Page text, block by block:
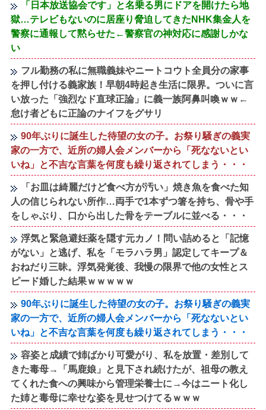
「日本放送協会です」と名乗る男にドアを開けたら地
獄…テレビもないのに居座り脅迫してきたNHK集金人を
警察に通報して黙らせた←警察官の神対応に感謝しかな
い
フル勤務の私に無職義妹やニートコウト全員分の家事
を押し付ける義家族！早朝4時起き生活に限界。ついに言
い放った「強烈なド直球正論」に義一族阿鼻叫喚ｗｗ←
怠け者どもに正論のナイフをグサリ
90年ぶりに誕生した待望の女の子。お祭り騒ぎの義実
家の一方で、近所の婦人会メンバーから「死なないとい
いね」と不吉な言葉を何度も繰り返されてしまう・・・
「お皿は綺麗だけど食べ方が汚い」焼き魚を食べた知
人の信じられない所作…両手で1本ずつ箸を持ち、骨や手
をしゃぶり、口から出した骨をテーブルに並べる・・・
浮気と緊急避妊薬を隠す元カノ！問い詰めると「記憶
がない」と逃げ、私を「モラハラ男」認定してキープ＆
おねだり三昧。浮気発覚後、我慢の限界で他の女性とス
ピード婚した結果ｗｗｗｗｗ
90年ぶりに誕生した待望の女の子。お祭り騒ぎの義実
家の一方で、近所の婦人会メンバーから「死なないとい
いね」と不吉な言葉を何度も繰り返されてしまう・・・
容姿と成績で姉ばかり可愛がり、私を放置・差別して
きた毒母→「馬鹿娘」と見下され続けたが、祖母の教え
てくれた食への興味から管理栄養士に→今はニート化し
た姉と毒母に幸せな姿を見せつけてるｗｗｗ